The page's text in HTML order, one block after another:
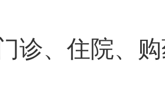
诊、住院、